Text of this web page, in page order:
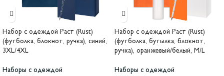
Набор с одеждой Раст (Rust)
(футболка, блокнот, ручка), синий,
3XL/4XL
Наборы с одеждой
Набор с одеждой Раст (Rust)
(футболка, бутылка, блокнот,
ручка), оранжевый/белый, M/L
Наборы с одеждой